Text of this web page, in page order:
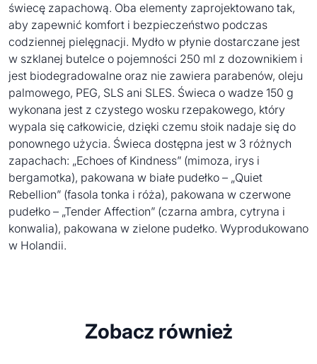
świecę zapachową. Oba elementy zaprojektowano tak,
aby zapewnić komfort i bezpieczeństwo podczas
codziennej pielęgnacji. Mydło w płynie dostarczane jest
w szklanej butelce o pojemności 250 ml z dozownikiem i
jest biodegradowalne oraz nie zawiera parabenów, oleju
palmowego, PEG, SLS ani SLES. Świeca o wadze 150 g
wykonana jest z czystego wosku rzepakowego, który
wypala się całkowicie, dzięki czemu słoik nadaje się do
ponownego użycia. Świeca dostępna jest w 3 różnych
zapachach: „Echoes of Kindness” (mimoza, irys i
bergamotka), pakowana w białe pudełko – „Quiet
Rebellion” (fasola tonka i róża), pakowana w czerwone
pudełko – „Tender Affection” (czarna ambra, cytryna i
konwalia), pakowana w zielone pudełko. Wyprodukowano
w Holandii.
Zobacz również